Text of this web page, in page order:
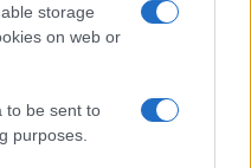
storage
on web or
to be sent to
purposes.